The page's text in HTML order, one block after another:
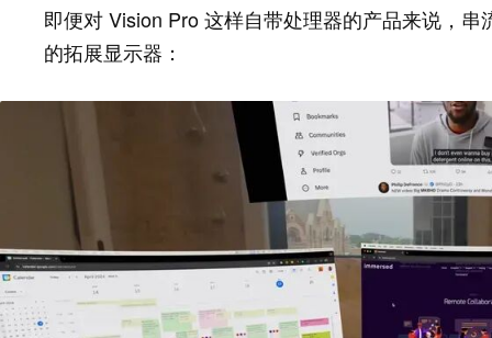
即便对 Vision Pro 这样自带处理器的产品来说，
的拓展显示器：